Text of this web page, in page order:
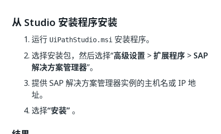
从 Studio 安装程序安装
运行 UiPathStudio.msi 安装程序。
选择安装包，然后选择“高级设置 >扩展程序 > SAP
解决方案管理器”。
提供 SAP 解决方案管理器实例的主机名或 IP 地
址。
选择“安装”。